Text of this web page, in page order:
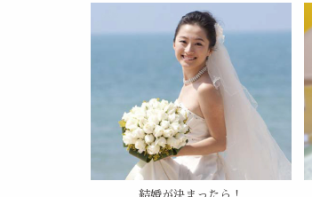
結婚が決まったら！